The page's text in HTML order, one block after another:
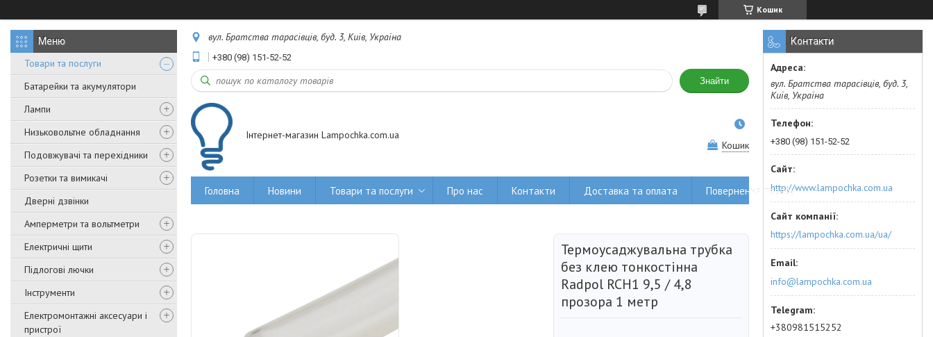
Кошик
Товари та послуги
Батарейки та акумулятори
Лампи
Низьковольтне обладнання
Подовжувачі та перехідники
Розетки та вимикачі
Дверні дзвінки
Амперметри та вольтметри
Електричні щити
Підлогові лючки
Інструменти
Електромонтажні аксесуари і
пристрої
вул. Братства тарасівців, буд. 3, Київ, Україна
+380 (98) 151-52-52
Знайти
Інтернет-магазин Lampochka.com.ua
Кошик
Головна Новини Товари та послуги Про нас Контакти Доставка та оплата Повернення товару
Термоусаджувальна трубка
без клею тонкостінна
Radpol RCH1 9,5 / 4,8
прозора 1 метр
Контакти
вул. Братства тарасівців, буд. 3,
Київ, Україна
+380 (98) 151-52-52
http://www.lampochka.com.ua
https://lampochka.com.ua/ua/
info@lampochka.com.ua
+380981515252